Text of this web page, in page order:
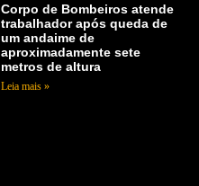
Corpo de Bombeiros atende
trabalhador após queda de
um andaime de
aproximadamente sete
metros de altura
Leia mais »